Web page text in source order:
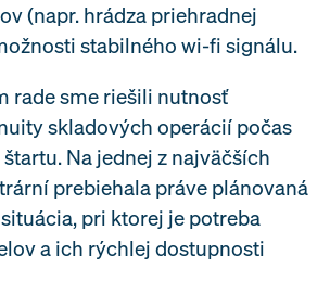
(napr. hrádza priehradnej
stabilného wi-fi signálu.
rade sme riešili nutnosť
skladových operácií počas
Na jednej z najväčších
prebiehala práve plánovaná
pri ktorej je potreba
a ich rýchlej dostupnosti